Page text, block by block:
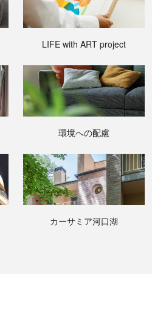
LIFE with ART project
環境への配慮
カーサミア河口湖